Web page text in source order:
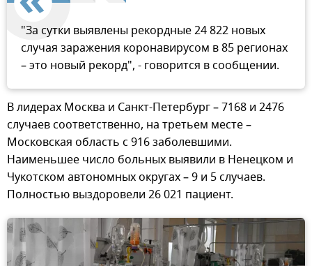
"За сутки выявлены рекордные 24 822 новых
случая заражения коронавирусом в 85 регионах
– это новый рекорд", - говорится в сообщении.
В лидерах Москва и Санкт-Петербург – 7168 и 2476
случаев соответственно, на третьем месте –
Московская область с 916 заболевшими.
Наименьшее число больных выявили в Ненецком и
Чукотском автономных округах – 9 и 5 случаев.
Полностью выздоровели 26 021 пациент.